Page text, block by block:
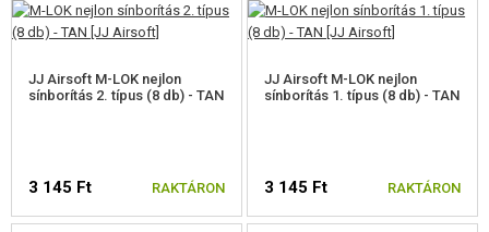
JJ Airsoft M-LOK nejlon
sínborítás 2. típus (8 db) - TAN
3 145 Ft RAKTÁRON
JJ Airsoft M-LOK nejlon
sínborítás 1. típus (8 db) - TAN
3 145 Ft RAKTÁRON